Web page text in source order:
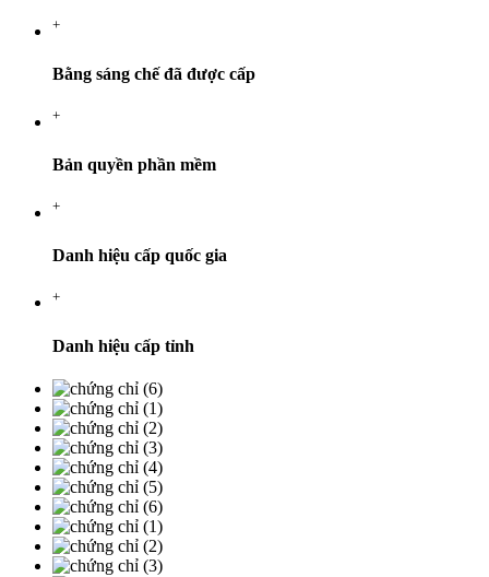
+
Bằng sáng chế đã được cấp
+
Bản quyền phần mềm
+
Danh hiệu cấp quốc gia
+
Danh hiệu cấp tỉnh